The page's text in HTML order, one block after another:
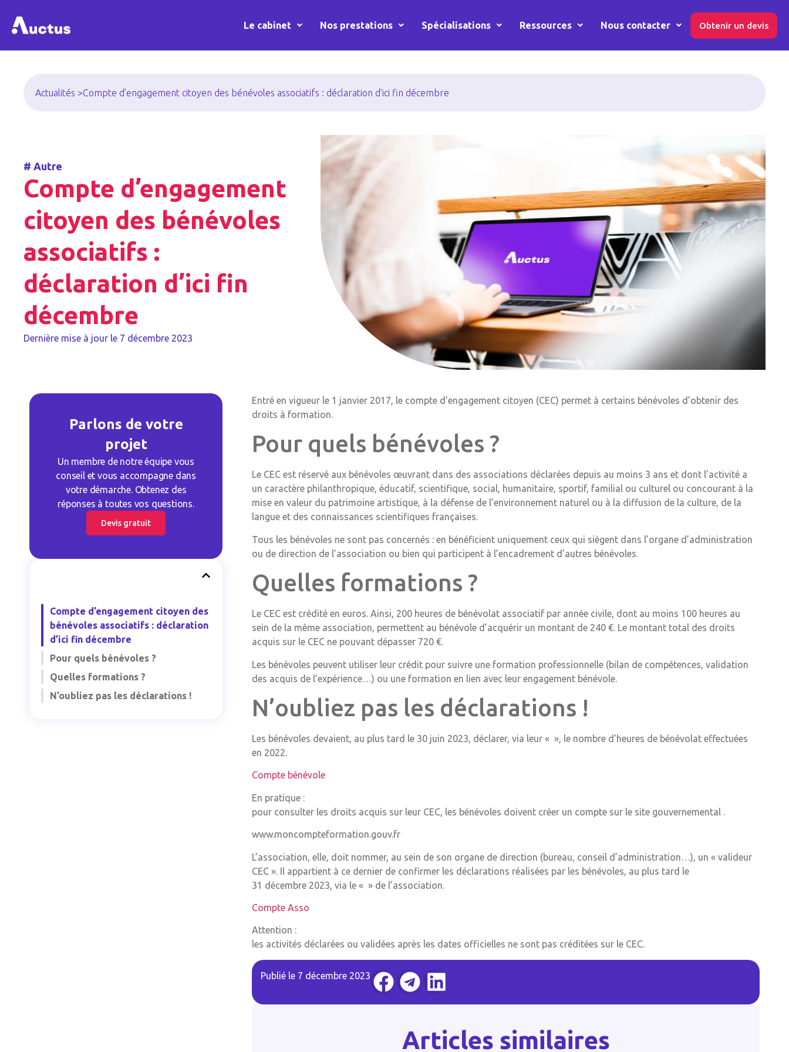
Le cabinet Nos prestations Spécialisations Ressources Nous contacter Obtenir un devis
Actualités >Compte d’engagement citoyen des bénévoles associatifs : déclaration d’ici fin décembre
# Autre
Compte d’engagement
citoyen des bénévoles
associatifs :
déclaration d’ici fin
décembre
Dernière mise à jour le 7 décembre 2023
Parlons de votre
projet
Un membre de notre équipe vous
conseil et vous accompagne dans
votre démarche. Obtenez des
réponses à toutes vos questions.
Devis gratuit
Compte d’engagement citoyen des
bénévoles associatifs : déclaration
d’ici fin décembre
Pour quels bénévoles ?
Quelles formations ?
N’oubliez pas les déclarations !
Entré en vigueur le 1 janvier 2017, le compte d’engagement citoyen (CEC) permet à certains bénévoles d’obtenir des
droits à formation.
Pour quels bénévoles ?
Le CEC est réservé aux bénévoles œuvrant dans des associations déclarées depuis au moins 3 ans et dont l’activité a
un caractère philanthropique, éducatif, scientifique, social, humanitaire, sportif, familial ou culturel ou concourant à la
mise en valeur du patrimoine artistique, à la défense de l’environnement naturel ou à la diffusion de la culture, de la
langue et des connaissances scientifiques françaises.
Tous les bénévoles ne sont pas concernés : en bénéficient uniquement ceux qui siègent dans l’organe d’administration
ou de direction de l’association ou bien qui participent à l’encadrement d’autres bénévoles.
Quelles formations ?
Le CEC est crédité en euros. Ainsi, 200 heures de bénévolat associatif par année civile, dont au moins 100 heures au
sein de la même association, permettent au bénévole d’acquérir un montant de 240 €. Le montant total des droits
acquis sur le CEC ne pouvant dépasser 720 €.
Les bénévoles peuvent utiliser leur crédit pour suivre une formation professionnelle (bilan de compétences, validation
des acquis de l’expérience…) ou une formation en lien avec leur engagement bénévole.
N’oubliez pas les déclarations !
Les bénévoles devaient, au plus tard le 30 juin 2023, déclarer, via leur « », le nombre d’heures de bénévolat effectuées
en 2022.
Compte bénévole
En pratique :
pour consulter les droits acquis sur leur CEC, les bénévoles doivent créer un compte sur le site gouvernemental .
www.moncompteformation.gouv.fr
L’association, elle, doit nommer, au sein de son organe de direction (bureau, conseil d’administration…), un « valideur
CEC ». Il appartient à ce dernier de confirmer les déclarations réalisées par les bénévoles, au plus tard le
31 décembre 2023, via le « » de l’association.
Compte Asso
Attention :
les activités déclarées ou validées après les dates officielles ne sont pas créditées sur le CEC.
Publié le 7 décembre 2023
Articles similaires